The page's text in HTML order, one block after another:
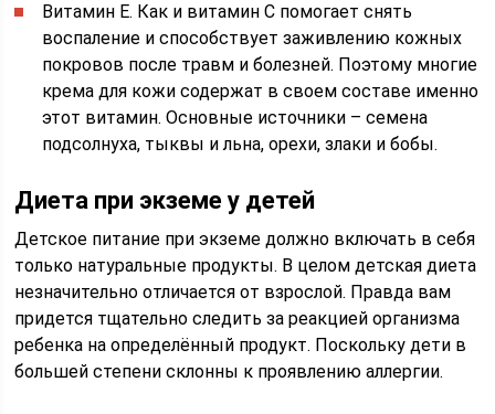
Витамин Е. Как и витамин С помогает снять
воспаление и способствует заживлению кожных
покровов после травм и болезней. Поэтому многие
крема для кожи содержат в своем составе именно
этот витамин. Основные источники – семена
подсолнуха, тыквы и льна, орехи, злаки и бобы.
Диета при экземе у детей
Детское питание при экземе должно включать в себя
только натуральные продукты. В целом детская диета
незначительно отличается от взрослой. Правда вам
придется тщательно следить за реакцией организма
ребенка на определённый продукт. Поскольку дети в
большей степени склонны к проявлению аллергии.